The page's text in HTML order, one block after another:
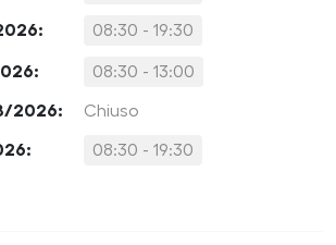
08:30 - 19:30
08:30 - 13:00
2026: Chiuso
08:30 - 19:30